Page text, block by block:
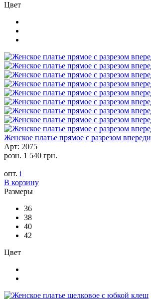
Цвет
Женское платье прямое с разрезом впереди
Арт: 2075
розн. 1 540 грн.
опт. i
В корзину
Размеры
36
38
40
42
Цвет